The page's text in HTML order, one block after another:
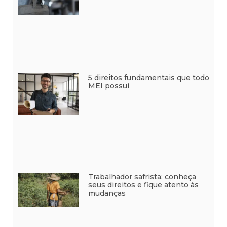
5 direitos fundamentais que todo
MEI possui
Trabalhador safrista: conheça
seus direitos e fique atento às
mudanças